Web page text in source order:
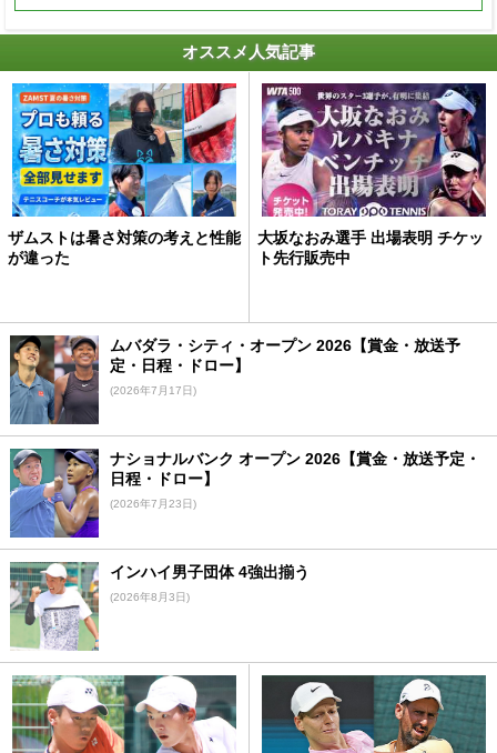
オススメ人気記事
ザムストは暑さ対策の考えと性能
が違った
大坂なおみ選手 出場表明 チケッ
ト先行販売中
ムバダラ・シティ・オープン 2026【賞金・放送予
定・日程・ドロー】
(2026年7月17日)
ナショナルバンク オープン 2026【賞金・放送予定・
日程・ドロー】
(2026年7月23日)
インハイ男子団体 4強出揃う
(2026年8月3日)